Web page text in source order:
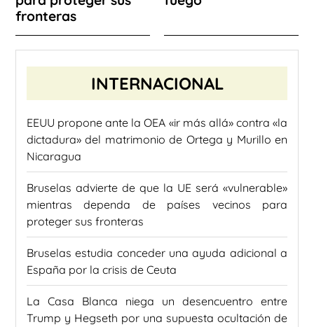
fronteras
INTERNACIONAL
EEUU propone ante la OEA «ir más allá» contra «la
dictadura» del matrimonio de Ortega y Murillo en
Nicaragua
Bruselas advierte de que la UE será «vulnerable»
mientras dependa de países vecinos para
proteger sus fronteras
Bruselas estudia conceder una ayuda adicional a
España por la crisis de Ceuta
La Casa Blanca niega un desencuentro entre
Trump y Hegseth por una supuesta ocultación de